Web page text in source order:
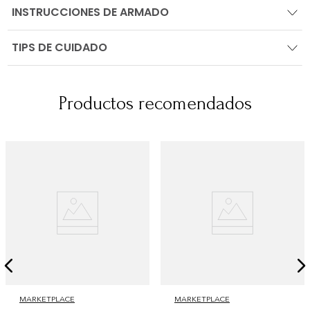
INSTRUCCIONES DE ARMADO
TIPS DE CUIDADO
Productos recomendados
MARKETPLACE MARKETPLACE